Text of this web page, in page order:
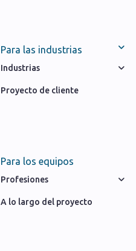
Para las industrias
Industrias
Proyecto de cliente
Para los equipos
Profesiones
A lo largo del proyecto